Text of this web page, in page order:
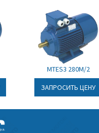
и
MTES3 280M/2
ЗАПРОСИТЬ ЦЕНУ